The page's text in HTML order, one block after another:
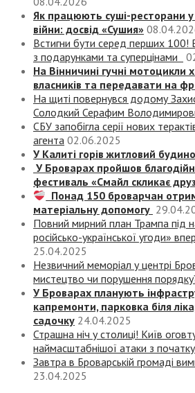
Як працюють суші-ресторани
війни: досвід «Сушия»
Встигни бути серед перших 100!
з подарунками та суперцінами
На Вінничині гучні мотоцикли
власників та передавати на
На щиті повернувся додому
Солодкий Серафим
СБУ запобігла серії нових
агента 02.06.2025
У Калиті горів житловий
У Броварах пройшов
фестиваль «Смайл скликає
Понад 150 броварчан
матеріальну допомогу
Повний мирний план Трампа під
російсько-української угоди»
25.04.2025
Незвичний меморіал у центрі
мистецтво чи порушення
У Броварах планують
капремонти, парковка біля
садочку 24.04.2025
Страшна ніч у столиці! Київ
наймасштабнішої атаки з
Завтра в Броварській громаді
23.04.2025